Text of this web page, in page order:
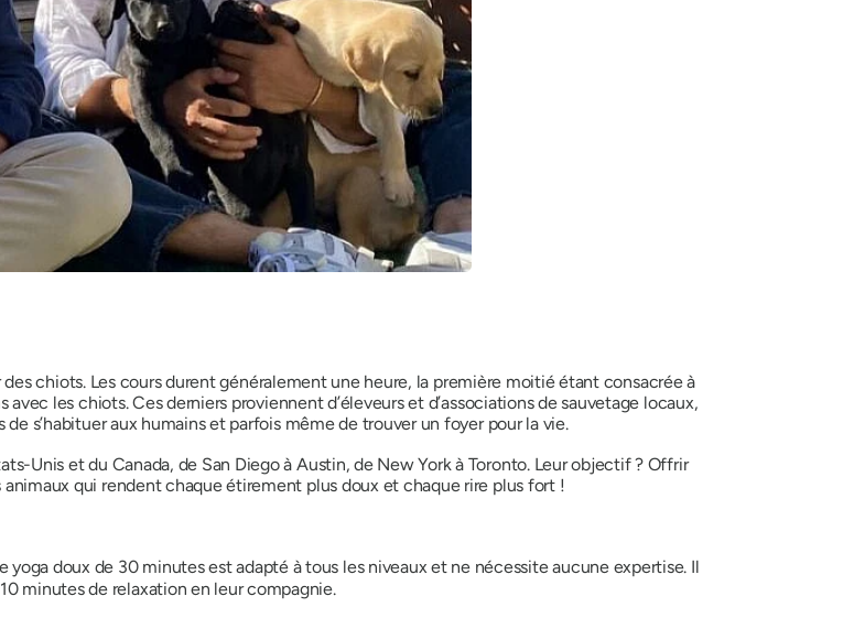
chiots. Les cours durent généralement une heure, la première moitié étant consacrée à
les chiots. Ces derniers proviennent d’éleveurs et d’associations de sauvetage locaux,
s’habituer aux humains et parfois même de trouver un foyer pour la vie.
Unis et du Canada, de San Diego à Austin, de New York à Toronto. Leur objectif ? Offrir
qui rendent chaque étirement plus doux et chaque rire plus fort !
yoga doux de 30 minutes est adapté à tous les niveaux et ne nécessite aucune expertise. Il
minutes de relaxation en leur compagnie.